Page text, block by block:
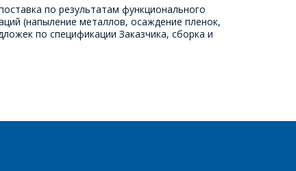
по результатам функционального
(напыление металлов, осаждение пленок,
по спецификации Заказчика, сборка и